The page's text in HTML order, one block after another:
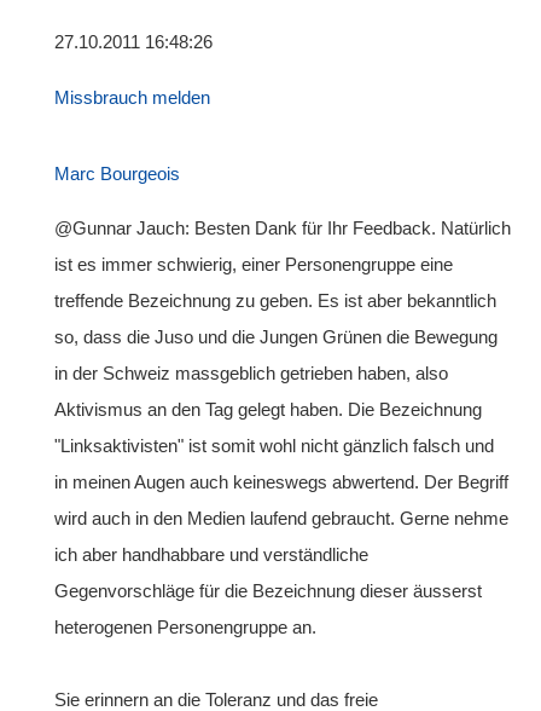
27.10.2011 16:48:26
Missbrauch melden
Marc Bourgeois
@Gunnar Jauch: Besten Dank für Ihr Feedback. Natürlich
ist es immer schwierig, einer Personengruppe eine
treffende Bezeichnung zu geben. Es ist aber bekanntlich
so, dass die Juso und die Jungen Grünen die Bewegung
in der Schweiz massgeblich getrieben haben, also
Aktivismus an den Tag gelegt haben. Die Bezeichnung
"Linksaktivisten" ist somit wohl nicht gänzlich falsch und
in meinen Augen auch keineswegs abwertend. Der Begriff
wird auch in den Medien laufend gebraucht. Gerne nehme
ich aber handhabbare und verständliche
Gegenvorschläge für die Bezeichnung dieser äusserst
heterogenen Personengruppe an.
Sie erinnern an die Toleranz und das freie